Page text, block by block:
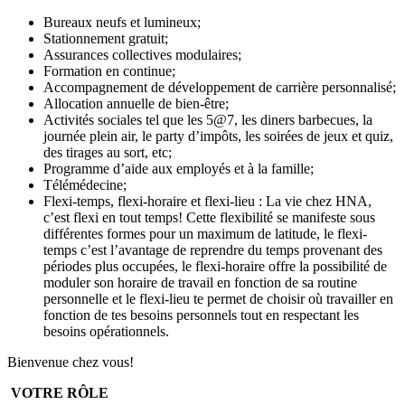
Bureaux neufs et lumineux;
Stationnement gratuit;
Assurances collectives modulaires;
Formation en continue;
Accompagnement de développement de carrière personnalisé;
Allocation annuelle de bien-être;
Activités sociales tel que les 5@7, les diners barbecues, la
journée plein air, le party d’impôts, les soirées de jeux et quiz,
des tirages au sort, etc;
Programme d’aide aux employés et à la famille;
Télémédecine;
Flexi-temps, flexi-horaire et flexi-lieu : La vie chez HNA,
c’est flexi en tout temps! Cette flexibilité se manifeste sous
différentes formes pour un maximum de latitude, le flexi-
temps c’est l’avantage de reprendre du temps provenant des
périodes plus occupées, le flexi-horaire offre la possibilité de
moduler son horaire de travail en fonction de sa routine
personnelle et le flexi-lieu te permet de choisir où travailler en
fonction de tes besoins personnels tout en respectant les
besoins opérationnels.
Bienvenue chez vous!
VOTRE RÔLE